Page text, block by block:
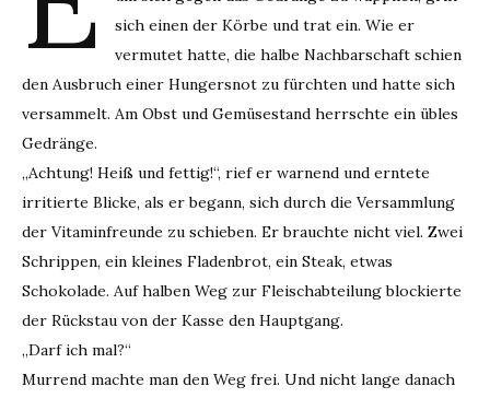
sich einen der Körbe und trat ein. Wie er
vermutet hatte, die halbe Nachbarschaft schien
den Ausbruch einer Hungersnot zu fürchten und hatte sich
versammelt. Am Obst und Gemüsestand herrschte ein übles
Gedränge.
„Achtung! Heiß und fettig!“, rief er warnend und erntete
irritierte Blicke, als er begann, sich durch die Versammlung
der Vitaminfreunde zu schieben. Er brauchte nicht viel. Zwei
Schrippen, ein kleines Fladenbrot, ein Steak, etwas
Schokolade. Auf halben Weg zur Fleischabteilung blockierte
der Rückstau von der Kasse den Hauptgang.
„Darf ich mal?“
Murrend machte man den Weg frei. Und nicht lange danach